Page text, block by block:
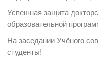
Успешная защита
образовательной
На заседании Учёного
студенты!